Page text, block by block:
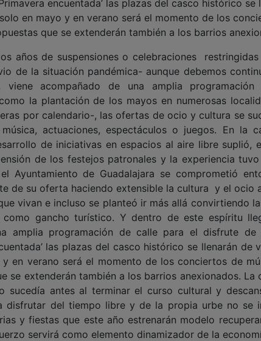
encuentada’ las plazas del casco histórico
en mayo y en verano será el momento de los
que se extenderán también a los barrios
años de suspensiones o celebraciones
de la situación pandémica- aunque debemos
viene acompañado de una amplia
la plantación de los mayos en numerosas
por calendario-, las ofertas de ocio y cultura se
actuaciones, espectáculos o juegos. En la
de iniciativas en espacios al aire libre suplió,
de los festejos patronales y la experiencia
Ayuntamiento de Guadalajara se comprometió
de su oferta haciendo extensible la cultura y el ocio
vivan e incluso se planteó ir más allá convirtiendo
como gancho turístico. Y dentro de este espíritu
amplia programación de calle para el disfrute
las plazas del casco histórico se llenarán
y en verano será el momento de los conciertos de
se extenderán también a los barrios anexionados.
sucedía antes al terminar el curso cultural y
disfrutar del tiempo libre y de la propia urbe no se
y fiestas que este año estrenarán modelo
servirá como elemento dinamizador de la